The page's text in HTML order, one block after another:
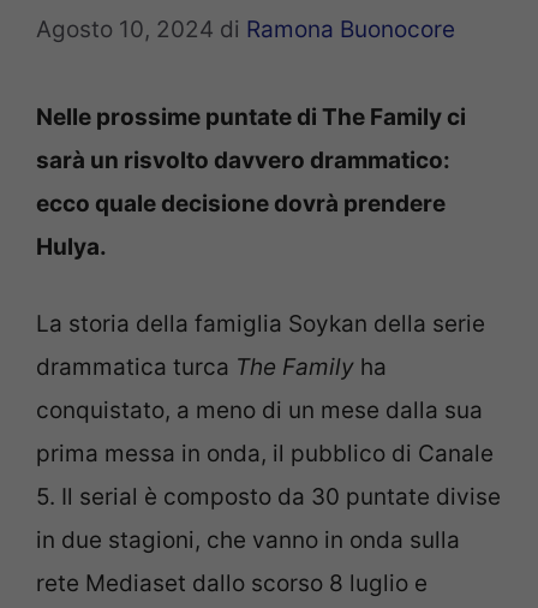
Agosto 10, 2024 di Ramona Buonocore
Nelle prossime puntate di The Family ci
sarà un risvolto davvero drammatico:
ecco quale decisione dovrà prendere
Hulya.
La storia della famiglia Soykan della serie
drammatica turca The Family ha
conquistato, a meno di un mese dalla sua
prima messa in onda, il pubblico di Canale
5. Il serial è composto da 30 puntate divise
in due stagioni, che vanno in onda sulla
rete Mediaset dallo scorso 8 luglio e